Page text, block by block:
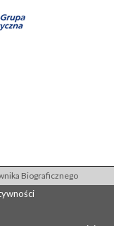
Biograficznego